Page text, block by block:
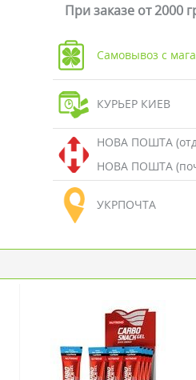
При заказе от 2000
Самовывоз с
КУРЬЕР КИЕВ
НОВА ПОШТА
НОВА ПОШТА
УКРПОЧТА